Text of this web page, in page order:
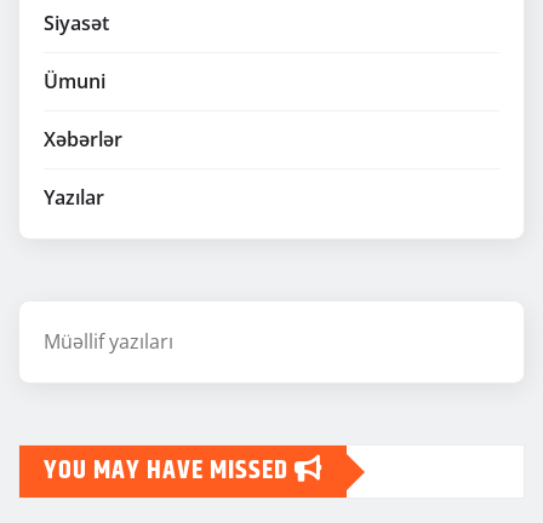
Siyasət
Ümuni
Xəbərlər
Yazılar
Müəllif yazıları
YOU MAY HAVE MISSED